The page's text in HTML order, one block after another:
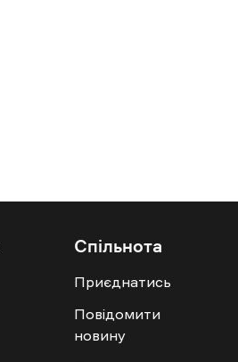
Спільнота
Приєднатись
Повідомити
новину